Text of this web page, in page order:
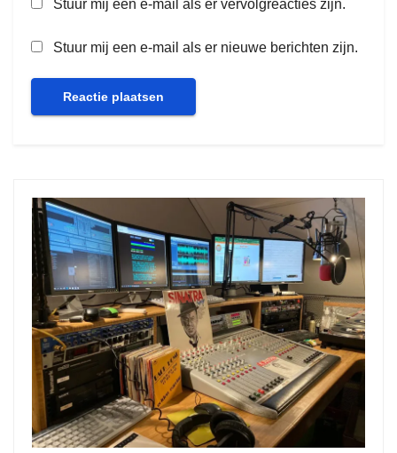
Stuur mij een e-mail als er vervolgreacties zijn.
Stuur mij een e-mail als er nieuwe berichten zijn.